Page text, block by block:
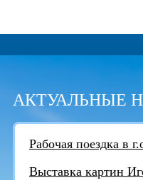
АКТУАЛЬНЫЕ
Рабочая поездка в
Выставка картин